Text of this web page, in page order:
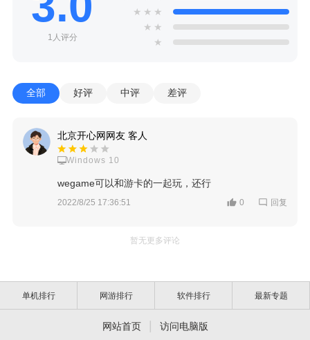
1人评分
★ ★ ★
★ ★
★
全部 好评 中评 差评
北京开心网网友 客人
Windows 10
wegame可以和游卡的一起玩，还行
2022/8/25 17:36:51 0 回复
暂无更多评论
单机排行 网游排行 软件排行 最新专题
网站首页 | 访问电脑版